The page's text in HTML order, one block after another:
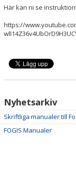
Här kan ni se
https://
Nyhetsarkiv
Skriftliga manualer till
FOGIS Manualer